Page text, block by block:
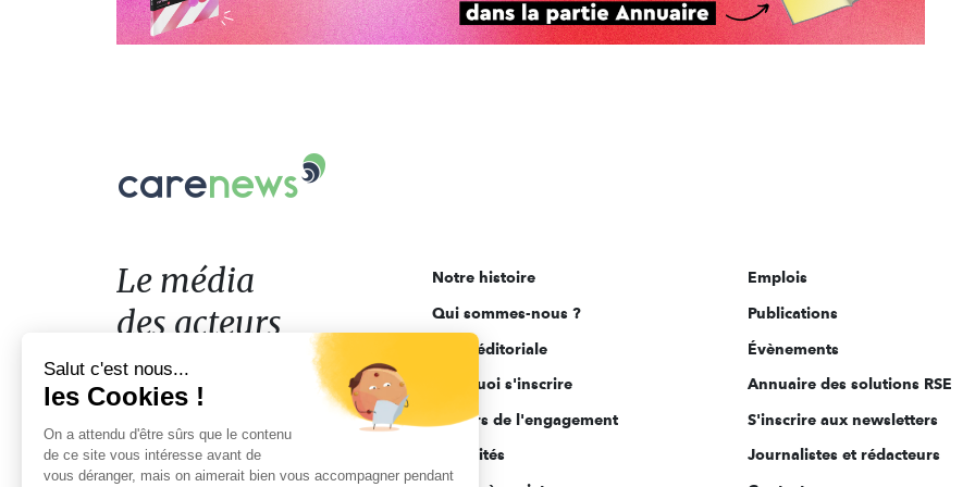
Le
acteurs
de
l'engagement
Le média
des acteurs
de l'engagement
Notre histoire
Qui sommes-nous ?
Ligne éditoriale
Pourquoi s'inscrire
Acteurs de l'engagement
Actualités
Emplois
Publications
Évènements
Annuaire des solutions RSE
S'inscrire aux newsletters
Journalistes et rédacteurs
Salut c'est nous...
les Cookies !
On a attendu d'être sûrs que le contenu
de ce site vous intéresse avant de
vous déranger, mais on aimerait bien vous accompagner pendant